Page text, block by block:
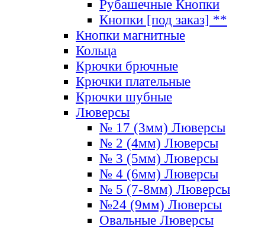
Рубашечные Кнопки
Кнопки [под заказ] **
Кнопки магнитные
Кольца
Крючки брючные
Крючки плательные
Крючки шубные
Люверсы
№ 17 (3мм) Люверсы
№ 2 (4мм) Люверсы
№ 3 (5мм) Люверсы
№ 4 (6мм) Люверсы
№ 5 (7-8мм) Люверсы
№24 (9мм) Люверсы
Овальные Люверсы